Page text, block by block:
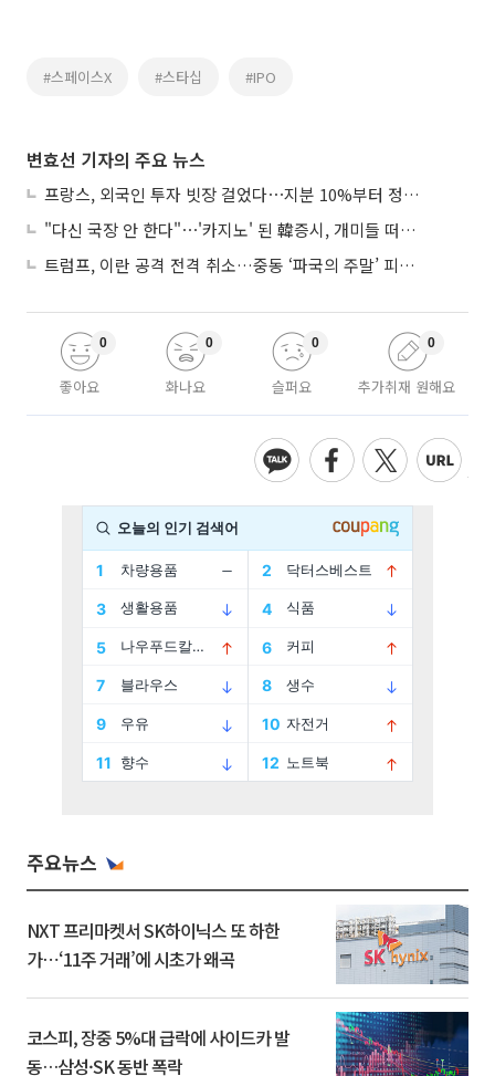
#스페이스X #스타십 #IPO
변효선 기자의 주요 뉴스
프랑스, 외국인 투자 빗장 걸었다⋯지분 10%부터 정부가 승인
"다신 국장 안 한다"⋯'카지노' 된 韓증시, 개미들 떠난다
트럼프, 이란 공격 전격 취소…중동 ‘파국의 주말’ 피했다
좋아요
0
화나요
0
슬퍼요
0
추가취재 원해요
0
주요뉴스
NXT 프리마켓서 SK하이닉스 또 하한
가⋯‘11주 거래’에 시초가 왜곡
코스피, 장중 5%대 급락에 사이드카 발
동…삼성·SK 동반 폭락